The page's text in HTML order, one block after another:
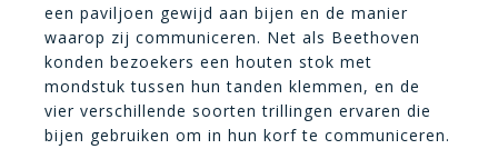
een paviljoen gewijd aan bijen en de manier
waarop zij communiceren. Net als Beethoven
konden bezoekers een houten stok met
mondstuk tussen hun tanden klemmen, en de
vier verschillende soorten trillingen ervaren die
bijen gebruiken om in hun korf te communiceren.